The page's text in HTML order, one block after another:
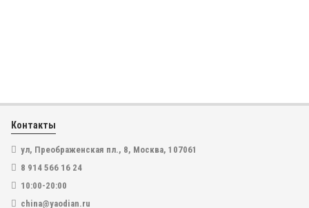
Контакты
ул, Преображенская пл., 8, Москва, 107061
8 914 566 16 24
10:00-20:00
china@yaodian.ru